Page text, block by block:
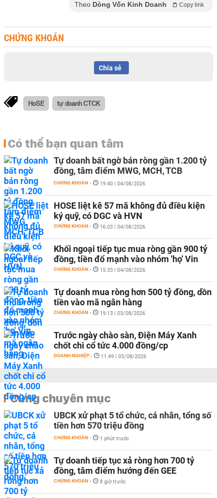
Theo Dòng Vốn Kinh Doanh Copy link
CHỨNG KHOÁN
Chia sẻ
HoSE tự doanh CTCK
Có thể bạn quan tâm
Tự doanh bất ngờ bán ròng gần 1.200 tỷ
đồng, tâm điểm MWG, MCH, TCB
CHỨNG KHOÁN - 19:40 | 04/08/2026
HOSE liệt kê 57 mã không đủ điều kiện
ký quỹ, có DGC và HVN
CHỨNG KHOÁN - 16:03 | 04/08/2026
Khối ngoại tiếp tục mua ròng gần 900 tỷ
đồng, tiền đổ mạnh vào nhóm 'họ' Vin
CHỨNG KHOÁN - 15:33 | 04/08/2026
Tự doanh mua ròng hơn 500 tỷ đồng, dồn
tiền vào mã ngân hàng
CHỨNG KHOÁN - 19:13 | 03/08/2026
Trước ngày chào sàn, Điện Máy Xanh
chốt chi cổ tức 4.000 đồng/cp
DOANH NGHIỆP - 11:49 | 03/08/2026
Cùng chuyên mục
UBCK xử phạt 5 tổ chức, cá nhân, tổng số
tiền hơn 570 triệu đồng
CHỨNG KHOÁN - 1 phút trước
Tự doanh tiếp tục xả ròng hơn 700 tỷ
đồng, tâm điểm hướng đến GEE
CHỨNG KHOÁN - 8 giờ trước